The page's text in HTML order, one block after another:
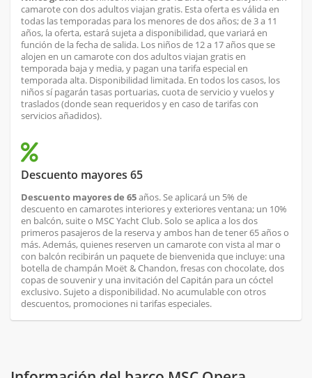
camarote con dos adultos viajan gratis. Esta oferta es válida en
todas las temporadas para los menores de dos años; de 3 a 11
años, la oferta, estará sujeta a disponibilidad, que variará en
función de la fecha de salida. Los niños de 12 a 17 años que se
alojen en un camarote con dos adultos viajan gratis en
temporada baja y media, y pagan una tarifa especial en
temporada alta. Disponibilidad limitada. En todos los casos, los
niños sí pagarán tasas portuarias, cuota de servicio y vuelos y
traslados (donde sean requeridos y en caso de tarifas con
servicios añadidos).
Descuento mayores 65
Descuento mayores de 65años. Se aplicará un 5% de
descuento en camarotes interiores y exteriores ventana; un 10%
en balcón, suite o MSC Yacht Club. Solo se aplica a los dos
primeros pasajeros de la reserva y ambos han de tener 65 años o
más. Además, quienes reserven un camarote con vista al mar o
con balcón recibirán un paquete de bienvenida que incluye: una
botella de champán Moët & Chandon, fresas con chocolate, dos
copas de souvenir y una invitación del Capitán para un cóctel
exclusivo. Sujeto a disponibilidad. No acumulable con otros
descuentos, promociones ni tarifas especiales.